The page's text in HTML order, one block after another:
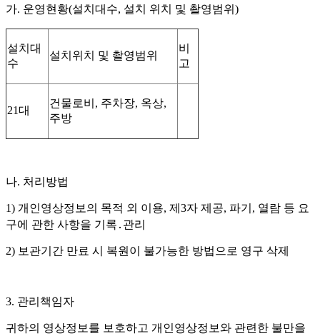
가. 운영현황(설치대수, 설치 위치 및 촬영범위 )
설치대
수
설치위치 및 촬영범위
비
고
21대
건물로비 , 주차장, 옥상,
주방
나. 처리방법
1) 개인영상정보의 목적 외 이용, 제 3자 제공, 파기 , 열람 등 요
구에 관한 사항을 기록․관리
2) 보관기간 만료 시 복원이 불가능한 방법으로 영구 삭제
3. 관리책임자
귀하의 영상정보를 보호하고 개인영상정보와 관련한 불만을